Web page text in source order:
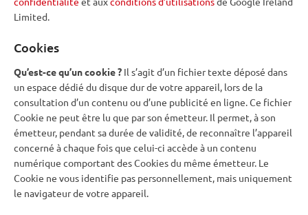
Limited.
Cookies
Qu’est-ce qu’un cookie ? Il s’agit d’un fichier texte déposé dans
un espace dédié du disque dur de votre appareil, lors de la
consultation d’un contenu ou d’une publicité en ligne. Ce fichier
Cookie ne peut être lu que par son émetteur. Il permet, à son
émetteur, pendant sa durée de validité, de reconnaître l’appareil
concerné à chaque fois que celui-ci accède à un contenu
numérique comportant des Cookies du même émetteur. Le
Cookie ne vous identifie pas personnellement, mais uniquement
le navigateur de votre appareil.